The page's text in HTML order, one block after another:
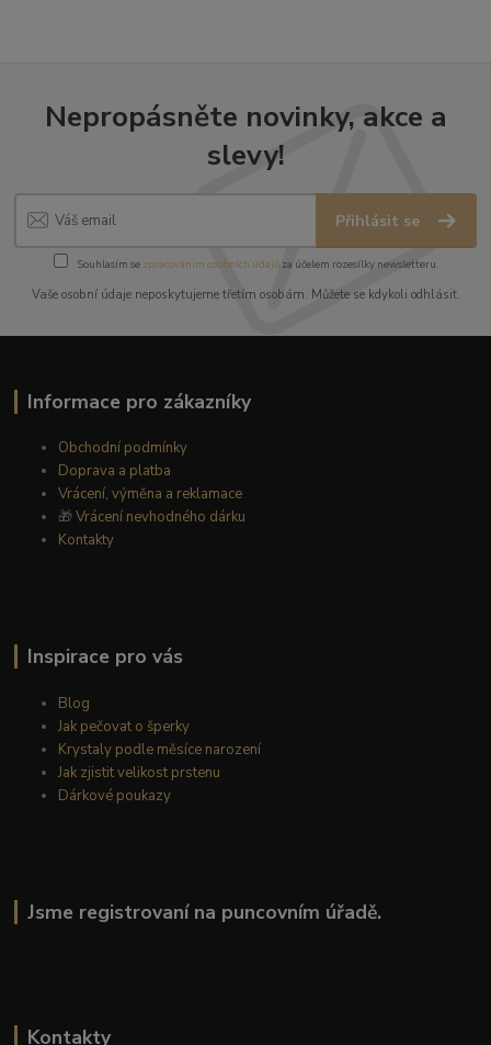
Nepropásněte novinky, akce a
slevy!
Přihlásit se
Souhlasím se zpracováním osobních údajůza účelem rozesílky newsletteru.
Vaše osobní údaje neposkytujeme třetím osobám. Můžete se kdykoli odhlásit.
Informace pro zákazníky
Obchodní podmínky
Doprava a platba
Vrácení, výměna a reklamace
🎁Vrácení nevhodného dárku
Kontakty
Inspirace pro vás
Blog
Jak pečovat o šperky
Krystaly podle měsíce narození
Jak zjistit velikost prstenu
Dárkové poukazy
Jsme registrovaní na puncovním úřadě.
Kontakty